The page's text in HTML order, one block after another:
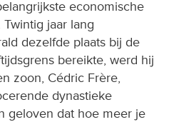
economische
jaar lang
dezelfde plaats bij de
bereikte, werd hij
zoon, Cédric Frère,
dynastieke
geloven dat hoe meer je